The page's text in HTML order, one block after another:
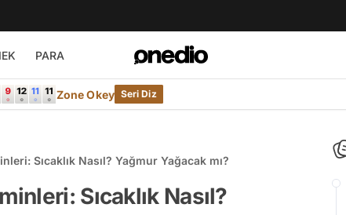
PARA
Zone Okey Seri Diz
Sıcaklık Nasıl? Yağmur Yağacak mı?
Sıcaklık Nasıl?